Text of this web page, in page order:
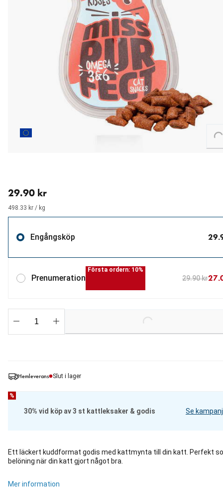
Loading...
Hemleverans Slut i lager
%
30% vid köp av 3 st kattleksaker & godis Se kampanj
Ett läckert kuddformat godis med kattmynta till din katt. Perfekt
belöning när din katt gjort något bra.
Mer information
29.90 kr
498.33 kr / kg
Engångsköp
Prenumeration
Första ordern: 10%
29.90 kr
Loading...